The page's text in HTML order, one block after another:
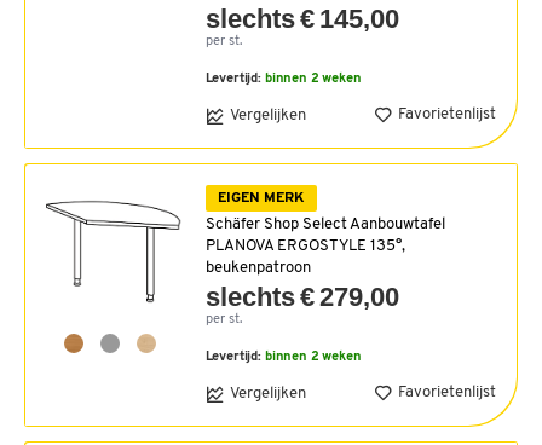
slechts € 145,00
per st.
Levertijd: binnen 2 weken
Vergelijken Favorietenlijst
EIGEN MERK
Schäfer Shop Select Aanbouwtafel
PLANOVA ERGOSTYLE 135°,
beukenpatroon
slechts € 279,00
per st.
Levertijd: binnen 2 weken
Vergelijken Favorietenlijst